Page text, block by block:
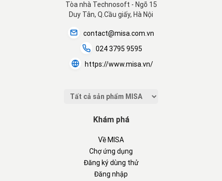
Tòa nhà Technosoft - Ngõ 15
Duy Tân, Q.Cầu giấy, Hà Nội
contact@misa.com.vn
024 3795 9595
https://www.misa.vn/
Khám phá
Về MISA
Chợ ứng dụng
Đăng ký dùng thử
Đăng nhập